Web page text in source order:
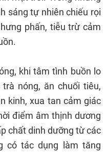
sáng tự nhiên chiếu rọi
phấn, tiễu trừ cảm
khi tâm tình buồn lo
nóng, ăn chuối tiêu,
kinh, xua tan cảm giác
điểm âm thịnh dương
chất dinh dưỡng từ các
có tác dụng làm tăng